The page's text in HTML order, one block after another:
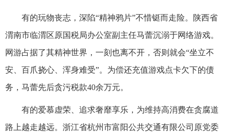
有的玩物丧志，深陷“精神鸦片”不惜铤而走险。陕西省
渭南市临渭区原国税局办公室副主任马蕾沉溺于网络游戏。
网游占据了其精神世界，一刻也离不开，否则就会“坐立不
安、百爪挠心、浑身难受”。为偿还充值游戏点卡欠下的债
务，马蕾先后贪污税款40余万元。
有的爱慕虚荣、追求奢靡享乐，为维持高消费在贪腐道
路上越走越远。浙江省杭州市富阳公共交通有限公司原党委